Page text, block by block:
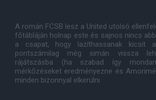
A román FCSB lesz a United utolsó
főtábláján holnap este és sajnos nincs
a csapat, hogy lazíthassanak kicsit
pontszámilag még simán vissza
rájátszásba (ha szabad így
mérkőzéseket eredményezne és
minden bizonnyal elkerülni.